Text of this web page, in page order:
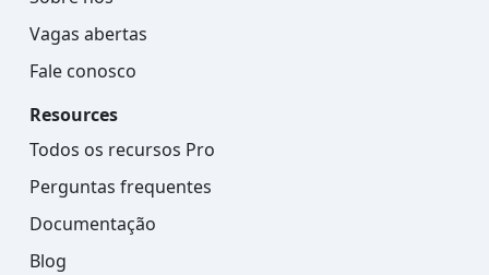
Vagas abertas
Fale conosco
Resources
Todos os recursos Pro
Perguntas frequentes
Documentação
Blog